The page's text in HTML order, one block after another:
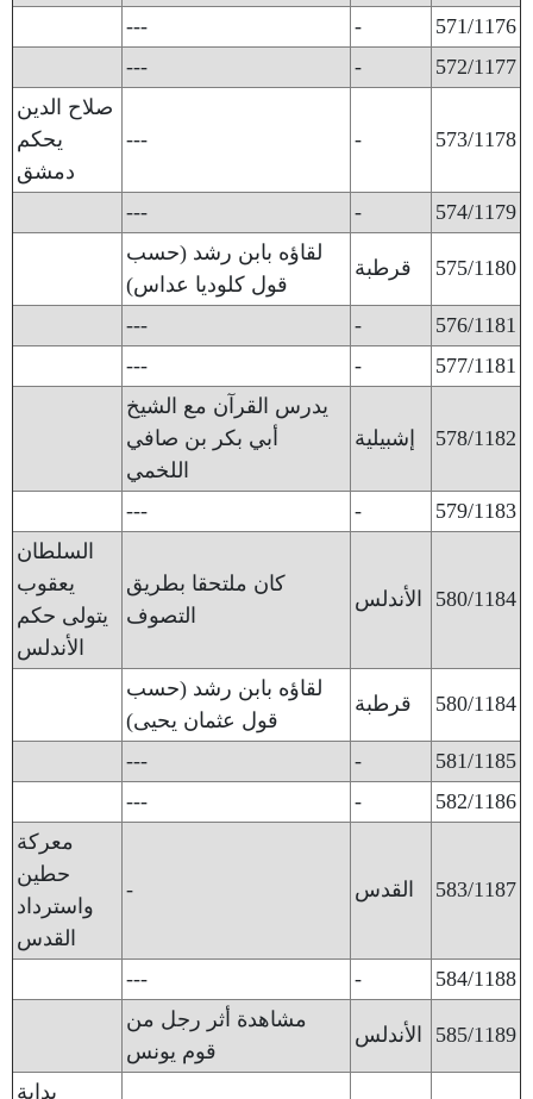
571/1176
-
---
572/1177
-
---
573/1178
-
---
صلاح الدين
يحكم
دمشق
574/1179
-
---
575/1180 قرطبة
لقاؤه بابن رشد (حسب
قول كلوديا عداس)
576/1181
-
---
577/1181
-
---
578/1182 إشبيلية
يدرس القرآن مع الشيخ
أبي بكر بن صافي
اللخمي
579/1183
-
---
580/1184 الأندلس
كان ملتحقا بطريق
التصوف
السلطان
يعقوب
يتولى حكم
الأندلس
580/1184 قرطبة
لقاؤه بابن رشد (حسب
قول عثمان يحيى)
581/1185
-
---
582/1186
-
---
583/1187 القدس -
معركة
حطين
واسترداد
القدس
584/1188
-
---
585/1189 الأندلس
مشاهدة أثر رجل من
قوم يونس
بداية